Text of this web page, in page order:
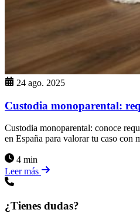
24 ago. 2025
Custodia monoparental:
Custodia monoparental: conoce
en España para valorar tu caso con
4 min
Leer más
¿Tienes dudas?